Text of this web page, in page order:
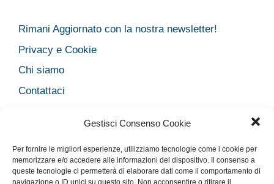
Gestisci Consenso Cookie
Per fornire le migliori esperienze, utilizziamo tecnologie come i cookie per
memorizzare e/o accedere alle informazioni del dispositivo. Il consenso a
queste tecnologie ci permetterà di elaborare dati come il comportamento di
navigazione o ID unici su questo sito. Non acconsentire o ritirare il
Rimani Aggiornato con la nostra newsletter!
Privacy e Cookie
Chi siamo
Contattaci
Cookie Policy
Disclaimer medico